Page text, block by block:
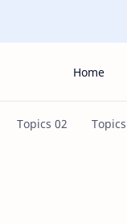
Home